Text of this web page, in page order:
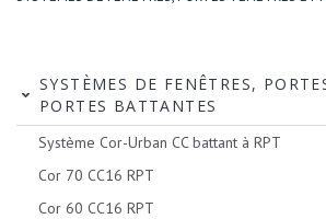
SYSTÈMES DE FENÊTRES,
PORTES BATTANTES
Système Cor-Urban CC battant à RPT
Cor 70 CC16 RPT
Cor 60 CC16 RPT